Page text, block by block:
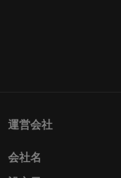
運営会社
会社名